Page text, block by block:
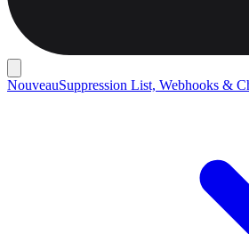
NouveauSuppression List, Webhooks &